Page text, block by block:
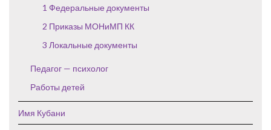
1 Федеральные документы
2 Приказы МОНиМП КК
3 Локальные документы
Педагог — психолог
Работы детей
Имя Кубани